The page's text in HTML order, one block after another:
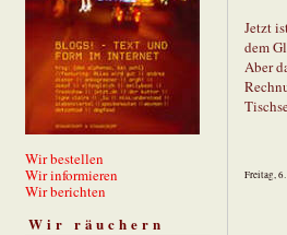
Wir bestellen
Wir informieren
Wir berichten
Wir räuchern
Jetzt
dem
Aber
Freitag,